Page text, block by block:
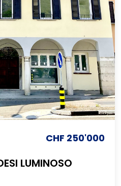
CHF 250'000
LUMINOSO